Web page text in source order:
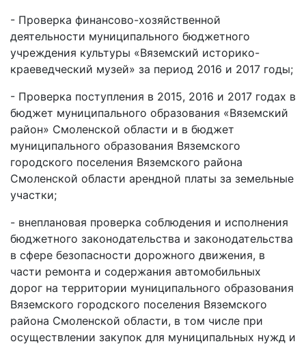
- Проверка финансово-хозяйственной
деятельности муниципального бюджетного
учреждения культуры «Вяземский историко-
краеведческий музей» за период 2016 и 2017 годы;
- Проверка поступления в 2015, 2016 и 2017 годах в
бюджет муниципального образования «Вяземский
район» Смоленской области и в бюджет
муниципального образования Вяземского
городского поселения Вяземского района
Смоленской области арендной платы за земельные
участки;
- внеплановая проверка соблюдения и исполнения
бюджетного законодательства и законодательства
в сфере безопасности дорожного движения, в
части ремонта и содержания автомобильных
дорог на территории муниципального образования
Вяземского городского поселения Вяземского
района Смоленской области, в том числе при
осуществлении закупок для муниципальных нужд и